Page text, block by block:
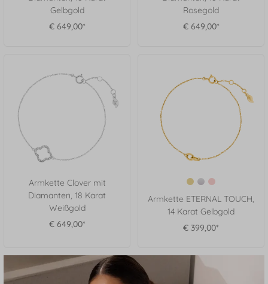
Gelbgold
€ 649,00*
Rosegold
€ 649,00*
Armkette Clover mit
Diamanten, 18 Karat
Weißgold
€ 649,00*
Armkette ETERNAL TOUCH,
14 Karat Gelbgold
€ 399,00*